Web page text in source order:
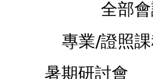
全部
專業/證照
暑期研討會